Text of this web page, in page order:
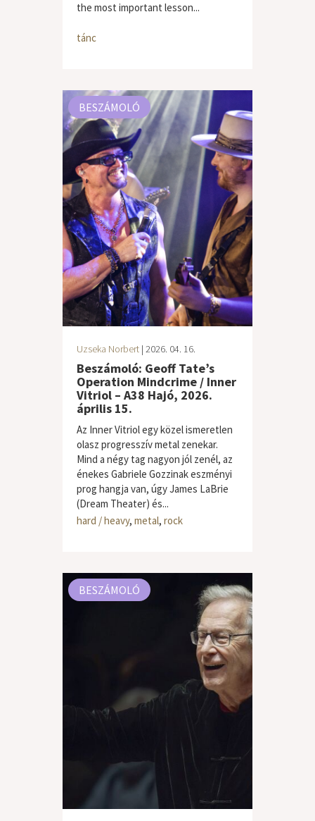
the most important lesson...
tánc
BESZÁMOLÓ
Uzseka Norbert | 2026. 04. 16.
Beszámoló: Geoff Tate’s
Operation Mindcrime / Inner
Vitriol – A38 Hajó, 2026.
április 15.
Az Inner Vitriol egy közel ismeretlen
olasz progresszív metal zenekar.
Mind a négy tag nagyon jól zenél, az
énekes Gabriele Gozzinak eszményi
prog hangja van, úgy James LaBrie
(Dream Theater) és...
hard / heavy, metal, rock
BESZÁMOLÓ